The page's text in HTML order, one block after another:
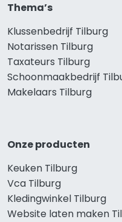
Thema’s
Klussenbedrijf Tilburg
Notarissen Tilburg
Taxateurs Tilburg
Schoonmaakbedrijf
Makelaars Tilburg
Onze producten
Keuken Tilburg
Vca Tilburg
Kledingwinkel Tilburg
Website laten maken